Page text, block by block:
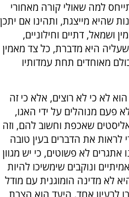
למה שאולי קורה מאחורי
שהיא מייצגת, ותהינו אם יתכן
ושמאל, דתיים וחילוניים,
שעליה היא מדברת, כל צד מאמין
מאוחדים תחת עמדותיו
לא כי לא רוצים, אלא כי זה
פעם מנוהלים על ידי האגו,
שאכפת וחשוב להם, וזה
לראות את הדברים בעין טובה
אתגרים לא פשוטים, כי יש מגוון
אמיתיים ונוקבים שימשיכו להיות
לא מדינה הומוגנית עם מודל